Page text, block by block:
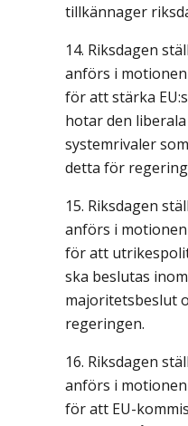
tillkännager
Riksdagen
anförs i
för att stärka
hotar den
systemrivaler
detta för
Riksdagen
anförs i
för att
ska beslutas
majoritetsbeslut
regeringen.
Riksdagen
anförs i
för att EU-